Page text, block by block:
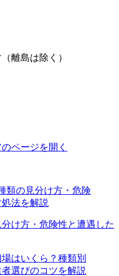
離島は除く）
け方・危険性と遭遇した